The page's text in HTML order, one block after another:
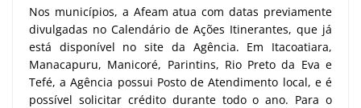
Nos municípios, a Afeam atua com datas previamente
divulgadas no Calendário de Ações Itinerantes, que já
está disponível no site da Agência. Em Itacoatiara,
Manacapuru, Manicoré, Parintins, Rio Preto da Eva e
Tefé, a Agência possui Posto de Atendimento local, e é
possível solicitar crédito durante todo o ano. Para o